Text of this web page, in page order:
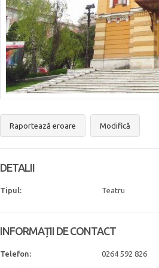
Raportează eroare Modifică
DETALII
Tipul: Teatru
INFORMAȚII DE CONTACT
Telefon: 0264 592 826